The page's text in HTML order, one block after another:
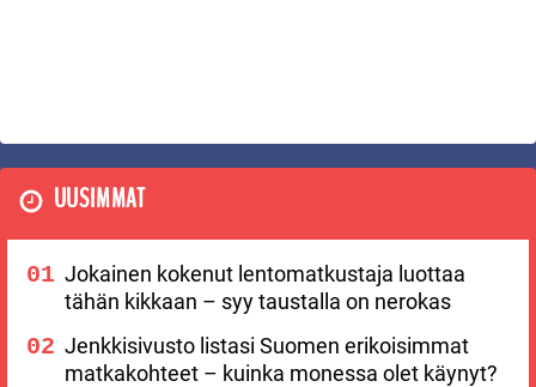
UUSIMMAT
Jokainen kokenut lentomatkustaja luottaa
tähän kikkaan – syy taustalla on nerokas
Jenkkisivusto listasi Suomen erikoisimmat
matkakohteet – kuinka monessa olet käynyt?